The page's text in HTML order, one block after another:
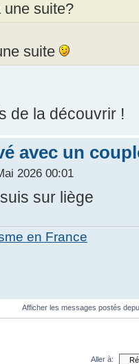
une suite?
suite
de la découvrir !
avec un
2026 00:01
sur liège
en France
Afficher les messages postés
Aller à: